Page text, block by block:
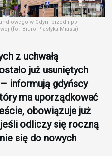
w Gdyni przed i po
(fot. Biuro Plastyka Miasta)
z uchwałą
już usuniętych
informują gdyńscy
ma uporządkować
obowiązuje już
odliczy się roczną
się do nowych